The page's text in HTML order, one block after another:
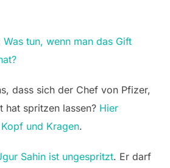
Was tun, wenn man das Gift
dass sich der Chef von Pfizer,
hat spritzen lassen? Hier
und Kragen.
Sahin ist ungespritzt. Er darf